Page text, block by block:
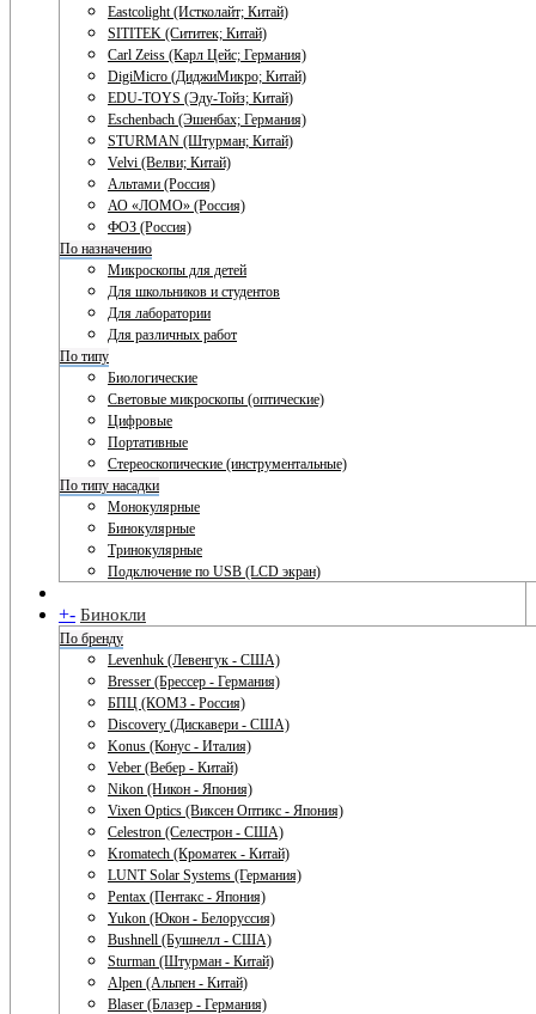
Eastcolight (Истколайт; Китай)
SITITEK (Сититек; Китай)
Carl Zeiss (Карл Цейс; Германия)
DigiMicro (ДиджиМикро; Китай)
EDU-TOYS (Эду-Тойз; Китай)
Eschenbach (Эшенбах; Германия)
STURMAN (Штурман; Китай)
Velvi (Велви; Китай)
Альтами (Россия)
АО «ЛОМО» (Россия)
ФОЗ (Россия)
По назначению
Микроскопы для детей
Для школьников и студентов
Для лаборатории
Для различных работ
По типу
Биологические
Световые микроскопы (оптические)
Цифровые
Портативные
Стереоскопические (инструментальные)
По типу насадки
Монокулярные
Бинокулярные
Тринокулярные
Подключение по USB (LCD экран)
+- Бинокли
По бренду
Levenhuk (Левенгук - США)
Bresser (Брессер - Германия)
БПЦ (КОМЗ - Россия)
Discovery (Дискавери - США)
Konus (Конус - Италия)
Veber (Вебер - Китай)
Nikon (Никон - Япония)
Vixen Optics (Виксен Оптикс - Япония)
Celestron (Селестрон - США)
Kromatech (Кроматек - Китай)
LUNT Solar Systems (Германия)
Pentax (Пентакс - Япония)
Yukon (Юкон - Белоруссия)
Bushnell (Бушнелл - США)
Sturman (Штурман - Китай)
Alpen (Альпен - Китай)
Blaser (Блазер - Германия)